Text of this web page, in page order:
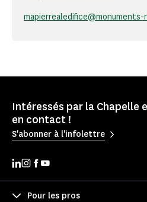
Intéressés par la Chapelle
en contact !
S'abonner à l'infolettre
Pour les pros